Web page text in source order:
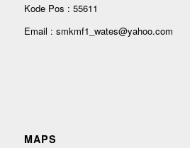
Kode Pos : 55611
Email : smkmf1_wates@yahoo.com
MAPS